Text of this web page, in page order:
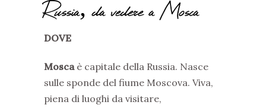
Russia, da vedere a Mosca
DOVE
Moscaè capitale della Russia. Nasce
sulle sponde del fiume Moscova. Viva,
piena di luoghi da visitare,